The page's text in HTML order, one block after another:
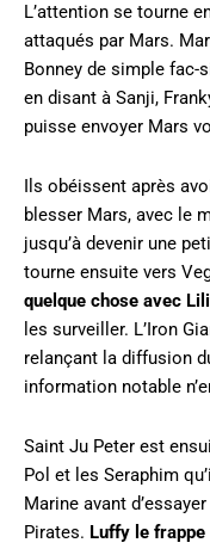
L’attention se tourne
attaqués par Mars.
Bonney de simple fac-
en disant à Sanji,
puisse envoyer Mars
Ils obéissent après
blesser Mars, avec le
jusqu’à devenir une
tourne ensuite vers
quelque chose avec
les surveiller. L’Iron
relançant la diffusion
information notable
Saint Ju Peter est
Pol et les Seraphim
Marine avant
Pirates. Luffy le frappe